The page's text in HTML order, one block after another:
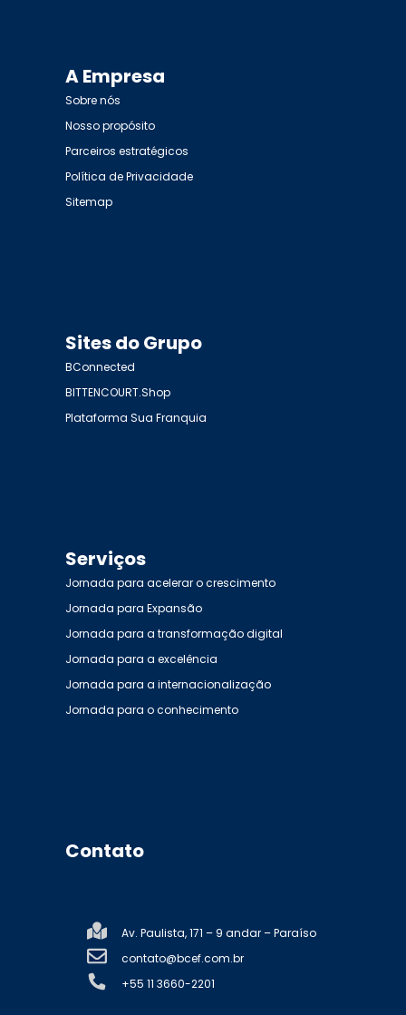
A Empresa
Sobre nós
Nosso propósito
Parceiros estratégicos
Política de Privacidade
Sitemap
Sites do Grupo
BConnected
BITTENCOURT.Shop
Plataforma Sua Franquia
Serviços
Jornada para acelerar o crescimento
Jornada para Expansão
Jornada para a transformação digital
Jornada para a excelência
Jornada para a internacionalização
Jornada para o conhecimento
Contato
Av. Paulista, 171 – 9 andar – Paraíso
contato@bcef.com.br
+55 11 3660-2201